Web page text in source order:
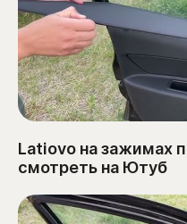
Latiovo на зажимах
смотреть на Ютуб